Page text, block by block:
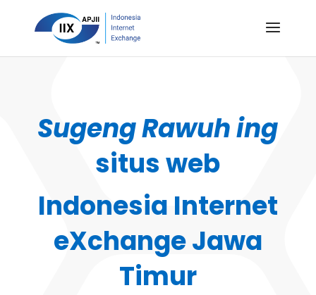
Sugeng Rawuh ing
situs web
Indonesia Internet
eXchange Jawa
Timur